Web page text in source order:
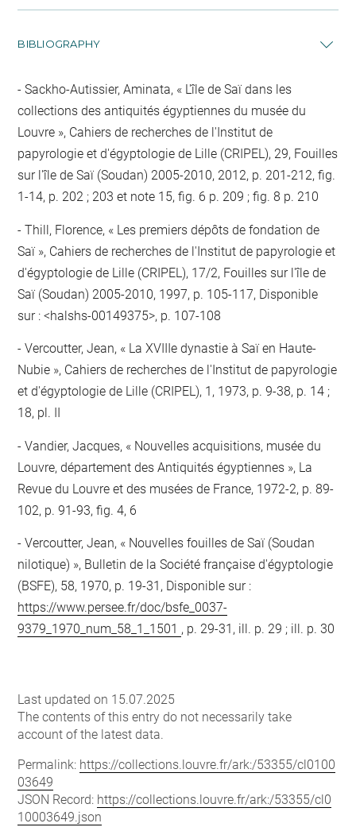
BIBLIOGRAPHY
Sackho-Autissier, Aminata, « L'île de Saï dans les
collections des antiquités égyptiennes du musée du
Louvre », Cahiers de recherches de l'Institut de
papyrologie et d'égyptologie de Lille (CRIPEL), 29, Fouilles
sur l'île de Saï (Soudan) 2005-2010, 2012, p. 201-212, fig.
1-14, p. 202 ; 203 et note 15, fig. 6 p. 209 ; fig. 8 p. 210
Thill, Florence, « Les premiers dépôts de fondation de
Saï », Cahiers de recherches de l'Institut de papyrologie et
d'égyptologie de Lille (CRIPEL), 17/2, Fouilles sur l'île de
Saï (Soudan) 2005-2010, 1997, p. 105-117, Disponible
sur : <halshs-00149375>, p. 107-108
Vercoutter, Jean, « La XVIIIe dynastie à Saï en Haute-
Nubie », Cahiers de recherches de l'Institut de papyrologie
et d'égyptologie de Lille (CRIPEL), 1, 1973, p. 9-38, p. 14 ;
18, pl. II
Vandier, Jacques, « Nouvelles acquisitions, musée du
Louvre, département des Antiquités égyptiennes », La
Revue du Louvre et des musées de France, 1972-2, p. 89-
102, p. 91-93, fig. 4, 6
Vercoutter, Jean, « Nouvelles fouilles de Saï (Soudan
nilotique) », Bulletin de la Société française d'égyptologie
(BSFE), 58, 1970, p. 19-31, Disponible sur :
https://www.persee.fr/doc/bsfe_0037-
9379_1970_num_58_1_1501 , p. 29-31, ill. p. 29 ; ill. p. 30
Last updated on 15.07.2025
The contents of this entry do not necessarily take
account of the latest data.
Permalink: https://collections.louvre.fr/ark:/53355/cl0100
03649
JSON Record: https://collections.louvre.fr/ark:/53355/cl0
10003649.json